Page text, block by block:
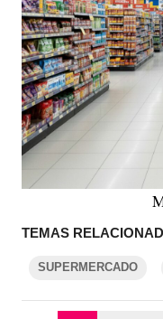
TEMAS
SUPERMERCADO